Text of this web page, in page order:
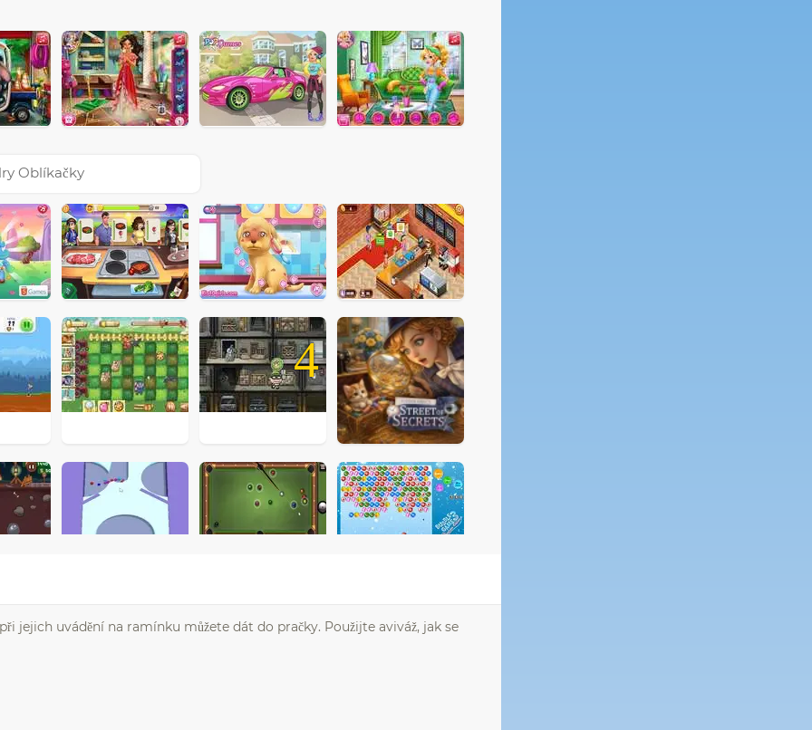
Oblíkačky
4
jejich uvádění na ramínku můžete dát do pračky. Použijte aviváž, jak se